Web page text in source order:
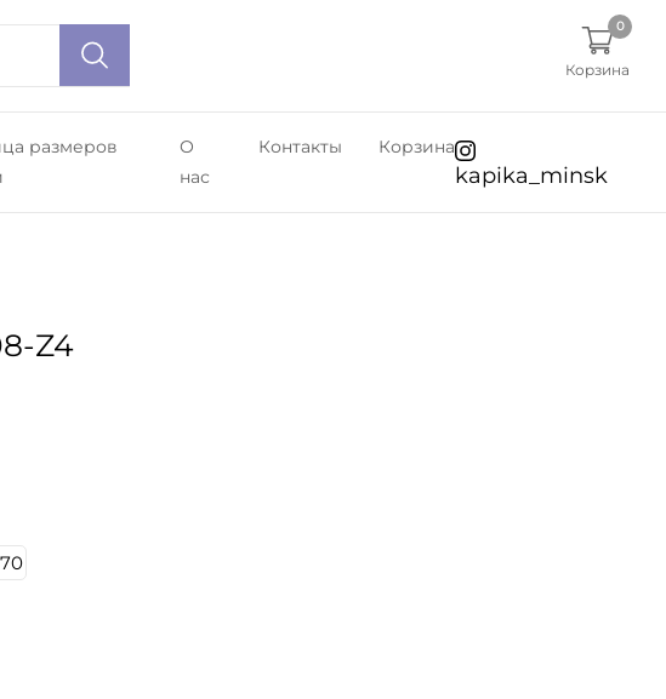
Корзина
0
размеров
О
нас
Контакты Корзина
kapika_minsk
Z4